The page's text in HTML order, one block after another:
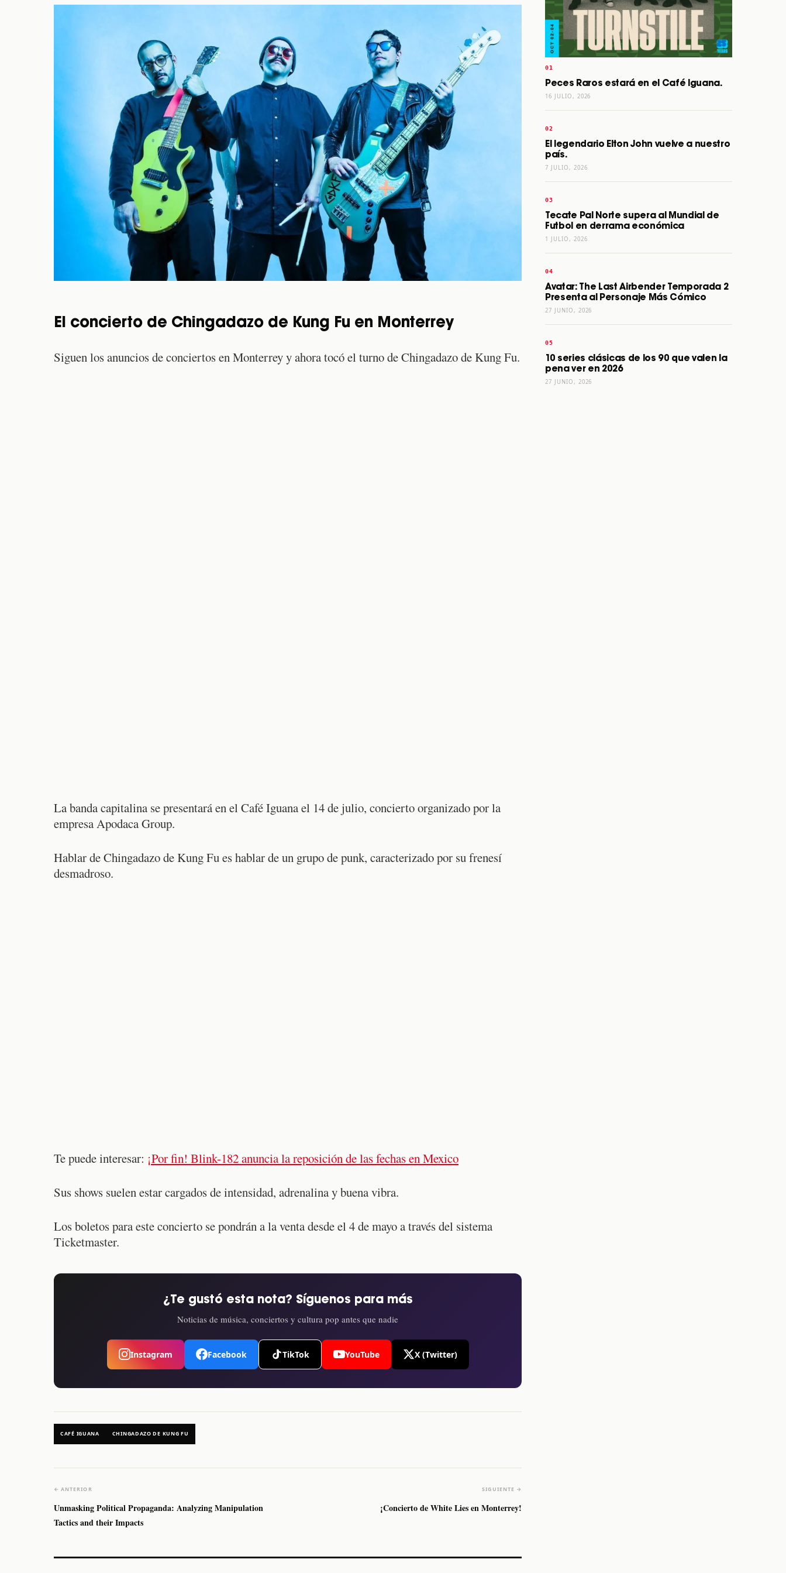
El concierto de Chingadazo de Kung Fu en Monterrey
Siguen los anuncios de conciertos en Monterrey y ahora tocó el turno de Chingadazo de Kung Fu.
La banda capitalina se presentará en el Café Iguana el 14 de julio, concierto organizado por la
empresa Apodaca Group.
Hablar de Chingadazo de Kung Fu es hablar de un grupo de punk, caracterizado por su frenesí
desmadroso.
Te puede interesar: ¡Por fin! Blink-182 anuncia la reposición de las fechas en Mexico
Sus shows suelen estar cargados de intensidad, adrenalina y buena vibra.
Los boletos para este concierto se pondrán a la venta desde el 4 de mayo a través del sistema
Ticketmaster.
¿Te gustó esta nota? Síguenos para más
Noticias de música, conciertos y cultura pop antes que nadie
Instagram Facebook TikTok YouTube X (Twitter)
CAFÉ IGUANA CHINGADAZO DE KUNG FU
← ANTERIOR
Unmasking Political Propaganda: Analyzing Manipulation
Tactics and their Impacts
SIGUIENTE →
¡Concierto de White Lies en Monterrey!
Peces Raros estará en el Café Iguana.
16 JULIO, 2026
El legendario Elton John vuelve a nuestro
país.
7 JULIO, 2026
Tecate Pal Norte supera al Mundial de
Futbol en derrama económica
1 JULIO, 2026
Avatar: The Last Airbender Temporada 2
Presenta al Personaje Más Cómico
27 JUNIO, 2026
10 series clásicas de los 90 que valen la
pena ver en 2026
27 JUNIO, 2026